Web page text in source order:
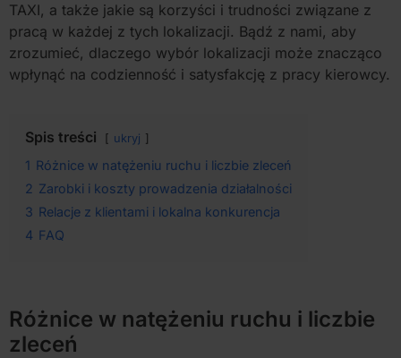
TAXI, a także jakie są korzyści i trudności związane z
pracą w każdej z tych lokalizacji. Bądź z nami, aby
zrozumieć, dlaczego wybór lokalizacji może znacząco
wpłynąć na codzienność i satysfakcję z pracy kierowcy.
Spis treści ukryj
1 Różnice w natężeniu ruchu i liczbie zleceń
2 Zarobki i koszty prowadzenia działalności
3 Relacje z klientami i lokalna konkurencja
4 FAQ
Różnice w natężeniu ruchu i liczbie
zleceń